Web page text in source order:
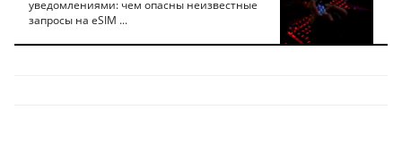
уведомлениями: чем опасны неизвестные
запросы на eSIM ...